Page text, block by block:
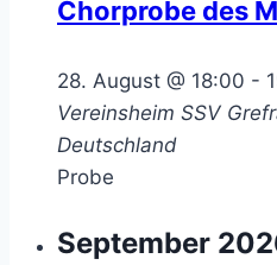
Chorprobe des
28. August @ 18:00 -
Vereinsheim SSV
Deutschland
Probe
September